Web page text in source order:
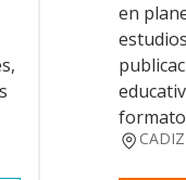
en
CADIZ